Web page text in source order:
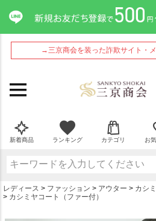
→三京商会を装った詐欺サイト・
新着商品 ランキング カテゴリ お
レディース ファッション アウター
カシ
カシミヤコート（ファー付）